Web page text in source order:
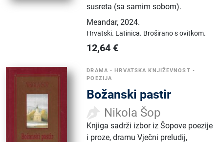
susreta (sa samim sobom).
Meandar,2024.
Hrvatski. Latinica. Broširano s ovitkom.
12,64 €
DRAMA •HRVATSKA KNJIŽEVNOST •
POEZIJA
Božanski pastir
Nikola Šop
Knjiga sadrži izbor iz Šopove poezije
i proze, dramu Vječni preludij,